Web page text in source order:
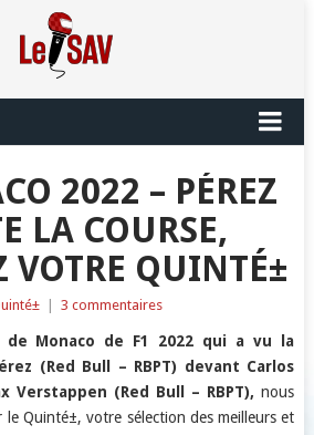
2022 – PÉREZ
LA COURSE,
VOTRE QUINTÉ±
3 commentaires
de Monaco de F1 2022 qui a vu la
(Red Bull – RBPT) devant Carlos
Verstappen (Red Bull – RBPT), nous
Quinté±, votre sélection des meilleurs et